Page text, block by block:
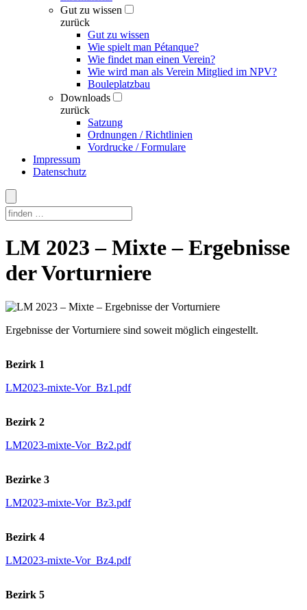
Gut zu wissen
zurück
Gut zu wissen
Wie spielt man Pétanque?
Wie findet man einen Verein?
Wie wird man als Verein Mitglied im NPV?
Bouleplatzbau
Downloads
zurück
Satzung
Ordnungen / Richtlinien
Vordrucke / Formulare
Impressum
Datenschutz
Skip
to
content
LM 2023 – Mixte – Ergebnisse
der Vorturniere
Ergebnisse der Vorturniere sind soweit möglich eingestellt.
Bezirk 1
LM2023-mixte-Vor_Bz1.pdf
Bezirk 2
LM2023-mixte-Vor_Bz2.pdf
Bezirke 3
LM2023-mixte-Vor_Bz3.pdf
Bezirk 4
LM2023-mixte-Vor_Bz4.pdf
Bezirk 5